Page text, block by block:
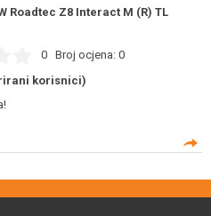
Roadtec Z8 Interact M (R) TL
0 Broj ocjena: 0
korisnici)